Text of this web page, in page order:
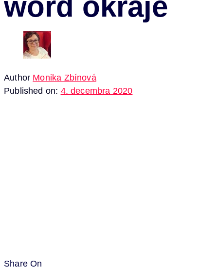
Author Monika Zbínová
Published on: 4. decembra 2020
Share On